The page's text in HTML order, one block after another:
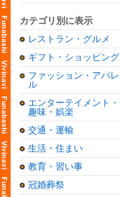
カテゴリ別に表示
レストラン・グルメ
ギフト・ショッピング
ファッション・アパレ
ル
エンターテイメント・
趣味・娯楽
交通・運輸
生活・住まい
教育・習い事
冠婚葬祭